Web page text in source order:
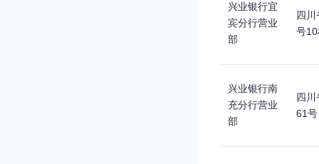
兴业银行宜
宾分行营业
部
四川
号
兴业银行南
充分行营业
部
四川
61号